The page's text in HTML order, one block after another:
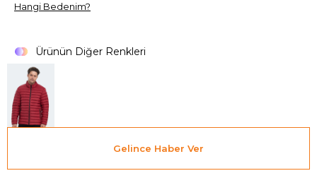
Hangi Bedenim?
Ürünün Diğer Renkleri
Gelince Haber Ver